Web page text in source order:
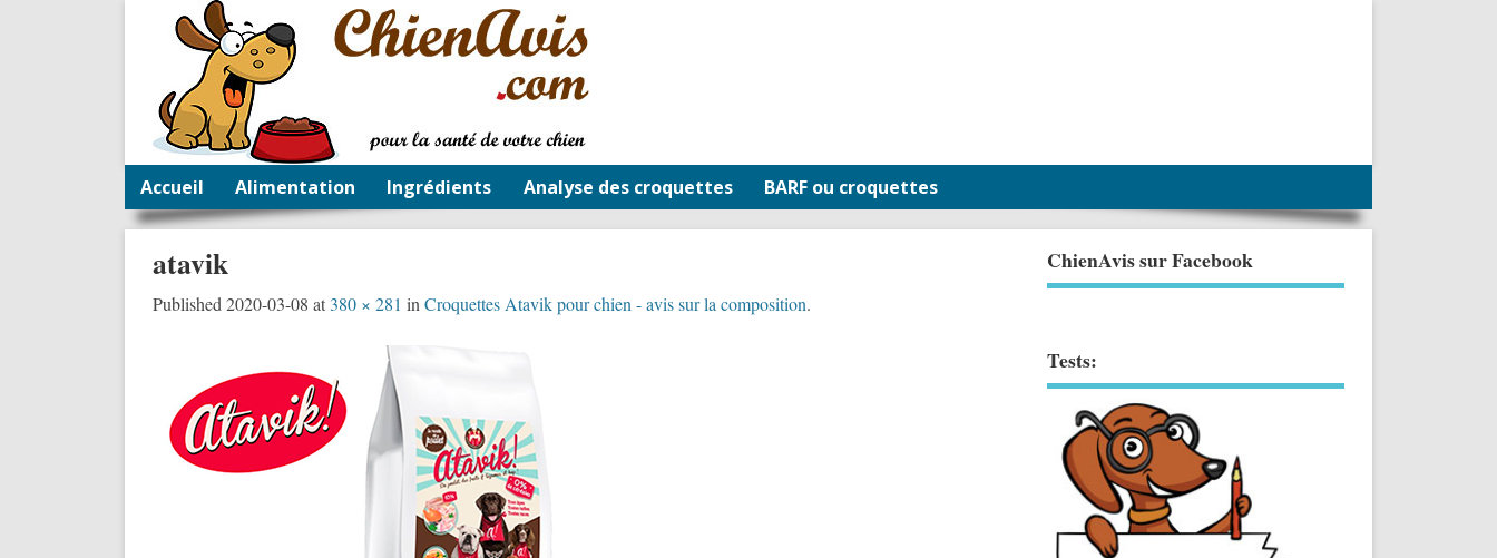
Accueil Alimentation Ingrédients Analyse des croquettes BARF ou croquettes
atavik
Published 2020-03-08 at 380 × 281 in Croquettes Atavik pour chien - avis sur la composition.
ChienAvis sur Facebook
Tests: